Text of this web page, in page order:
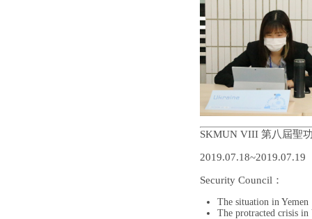
SKMUN VIII 第八屆聖
2019.07.18~2019.07.19
Security Council：
The situation in Yemen
The protracted crisis in